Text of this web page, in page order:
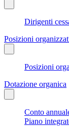
Dirigenti
Posizioni
Posizioni
Dotazione organica
Conto
Piano